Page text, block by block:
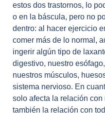
estos dos trastornos, lo
o en la báscula, pero no
dentro: al hacer ejercicio
comer más de lo normal,
ingerir algún tipo de
digestivo, nuestro
nuestros músculos,
sistema nervioso. En
solo afecta la relación
también la relación con